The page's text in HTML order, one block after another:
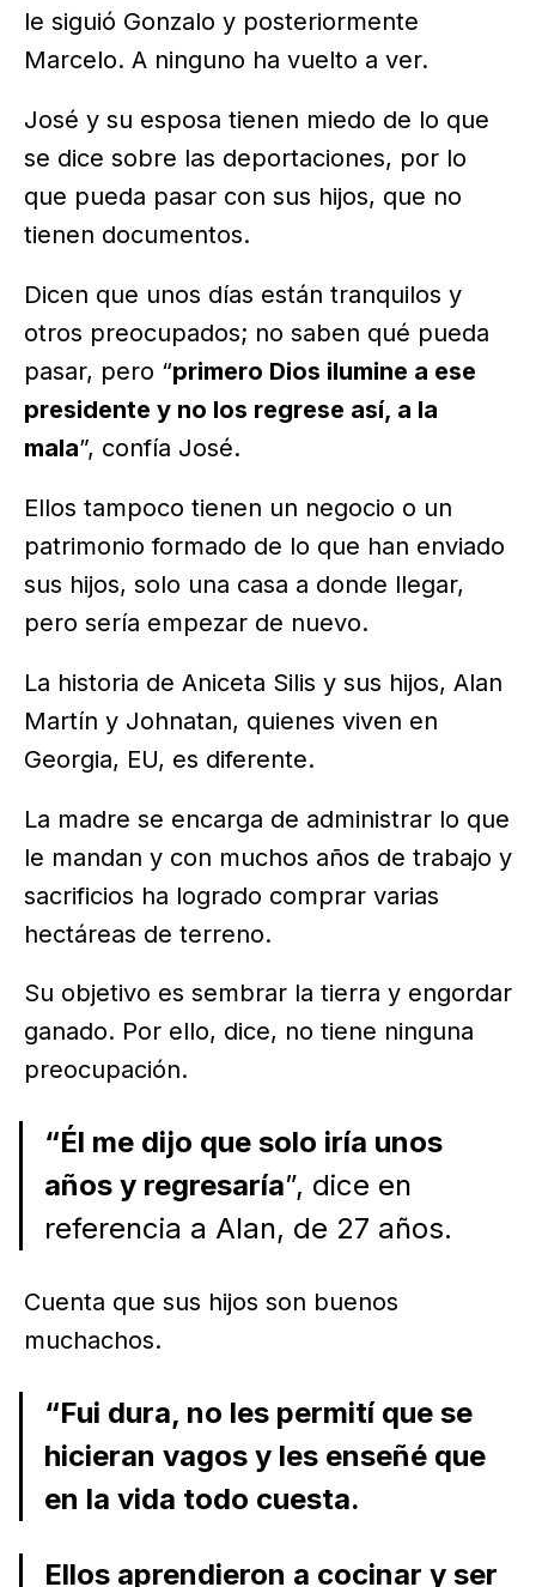
le siguió Gonzalo y posteriormente
Marcelo. A ninguno ha vuelto a ver.
José y su esposa tienen miedo de lo que
se dice sobre las deportaciones, por lo
que pueda pasar con sus hijos, que no
tienen documentos.
Dicen que unos días están tranquilos y
otros preocupados; no saben qué pueda
pasar, pero “primero Dios ilumine a ese
presidente y no los regrese así, a la
mala”, confía José.
Ellos tampoco tienen un negocio o un
patrimonio formado de lo que han enviado
sus hijos, solo una casa a donde llegar,
pero sería empezar de nuevo.
La historia de Aniceta Silis y sus hijos, Alan
Martín y Johnatan, quienes viven en
Georgia, EU, es diferente.
La madre se encarga de administrar lo que
le mandan y con muchos años de trabajo y
sacrificios ha logrado comprar varias
hectáreas de terreno.
Su objetivo es sembrar la tierra y engordar
ganado. Por ello, dice, no tiene ninguna
preocupación.
“Él me dijo que solo iría unos
años y regresaría”, dice en
referencia a Alan, de 27 años.
Cuenta que sus hijos son buenos
muchachos.
“Fui dura, no les permití que se
hicieran vagos y les enseñé que
en la vida todo cuesta.
Ellos aprendieron a cocinar y ser